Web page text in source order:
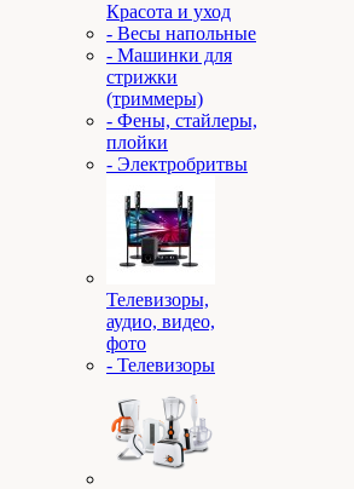
Красота и уход
- Весы напольные
- Машинки для
стрижки
(триммеры)
- Фены, стайлеры,
плойки
- Электробритвы
Телевизоры,
аудио, видео,
фото
- Телевизоры